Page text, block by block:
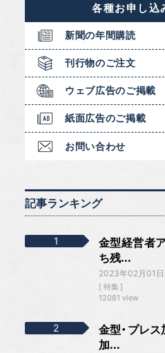
各種お申し込
新聞の年間購読
刊行物のご注文
ウェブ広告のご掲載
紙面広告のご掲載
お問い合わせ
記事ランキング
金型経営者
ち残...
2023年02月01日
特集
12081 view
金型・プレ
加...